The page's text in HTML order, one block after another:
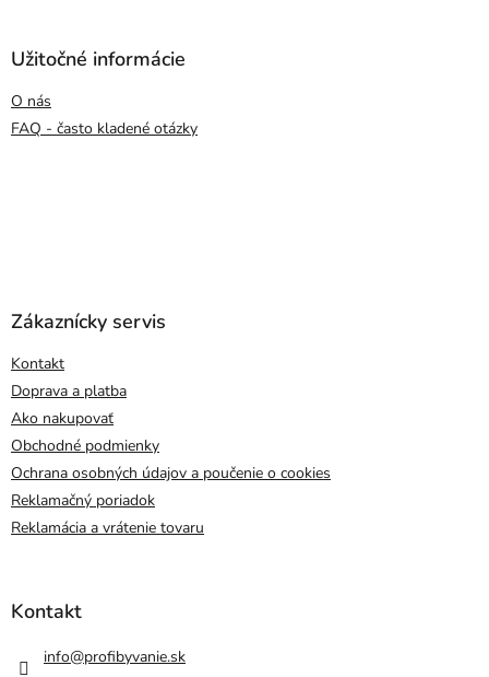
Užitočné informácie
O nás
FAQ - často kladené otázky
Zákaznícky servis
Kontakt
Doprava a platba
Ako nakupovať
Obchodné podmienky
Ochrana osobných údajov a poučenie o cookies
Reklamačný poriadok
Reklamácia a vrátenie tovaru
Kontakt
info@profibyvanie.sk